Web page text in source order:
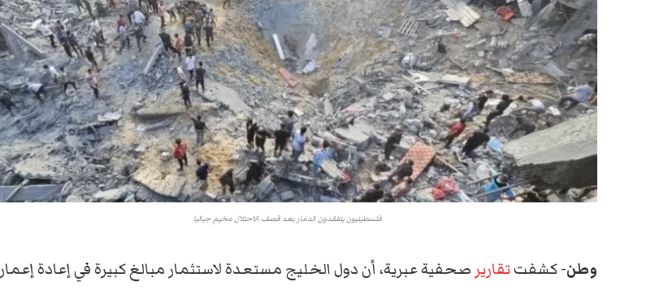
فلسطينيون يتفقدون الدمار بعد قصف الاحتلال مخيم جباليا
وطن-كشفتتقارير صحفية عبرية، أن دول الخليج مستعدة لاستثمار مبالغ كبيرة في إعادة إعمار